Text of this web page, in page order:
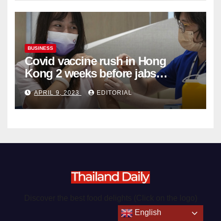
BUSINESS
Covid vaccine rush in Hong
Kong 2 weeks before jabs
become chargeable
APRIL 9, 2023 EDITORIAL
English